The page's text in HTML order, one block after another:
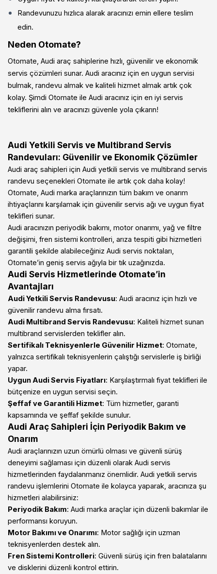
Randevunuzu hızlıca alarak aracınızı emin ellere teslim
edin.
Neden Otomate?
Otomate, Audi araç sahiplerine hızlı, güvenilir ve ekonomik
servis çözümleri sunar. Audi aracınız için en uygun servisi
bulmak, randevu almak ve kaliteli hizmet almak artık çok
kolay. Şimdi Otomate ile Audi aracınız için en iyi servis
tekliflerini alın ve aracınızı güvenle yola çıkarın!
Audi Yetkili Servis ve Multibrand Servis
Randevuları: Güvenilir ve Ekonomik Çözümler
Audi araç sahipleri için Audi yetkili servis ve multibrand servis
randevu seçenekleri Otomate ile artık çok daha kolay!
Otomate, Audi marka araçlarınızın tüm bakım ve onarım
ihtiyaçlarını karşılamak için güvenilir servis ağı ve uygun fiyat
teklifleri sunar.
Audi aracınızın periyodik bakımı, motor onarımı, yağ ve filtre
değişimi, fren sistemi kontrolleri, arıza tespiti gibi hizmetleri
garantili şekilde alabileceğiniz Audi servis noktaları,
Otomate’in geniş servis ağıyla bir tık uzağınızda.
Audi Servis Hizmetlerinde Otomate’in
Avantajları
Audi Yetkili Servis Randevusu: Audi aracınız için hızlı ve
güvenilir randevu alma fırsatı.
Audi Multibrand Servis Randevusu: Kaliteli hizmet sunan
multibrand servislerden teklifler alın.
Sertifikalı Teknisyenlerle Güvenilir Hizmet: Otomate,
yalnızca sertifikalı teknisyenlerin çalıştığı servislerle iş birliği
yapar.
Uygun Audi Servis Fiyatları: Karşılaştırmalı fiyat teklifleri ile
bütçenize en uygun servisi seçin.
Şeffaf ve Garantili Hizmet: Tüm hizmetler, garanti
kapsamında ve şeffaf şekilde sunulur.
Audi Araç Sahipleri İçin Periyodik Bakım ve
Onarım
Audi araçlarınızın uzun ömürlü olması ve güvenli sürüş
deneyimi sağlaması için düzenli olarak Audi servis
hizmetlerinden faydalanmanız önemlidir. Audi yetkili servis
randevu işlemlerini Otomate ile kolayca yaparak, aracınıza şu
hizmetleri alabilirsiniz:
Periyodik Bakım: Audi marka araçlar için düzenli bakımlar ile
performansı koruyun.
Motor Bakımı ve Onarımı: Motor sağlığı için uzman
teknisyenlerden destek alın.
Fren Sistemi Kontrolleri: Güvenli sürüş için fren balatalarını
ve disklerini düzenli kontrol ettirin.